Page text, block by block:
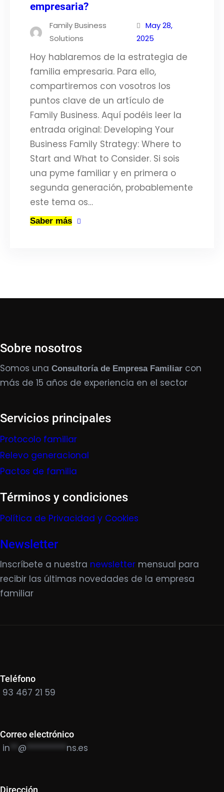
empresaria?
Family Business
Solutions
May 28,
2025
Hoy hablaremos de la estrategia de
familia empresaria. Para ello,
compartiremos con vosotros los
puntos clave de un artículo de
Family Business. Aquí podéis leer la
entrada original: Developing Your
Business Family Strategy: Where to
Start and What to Consider. Si sois
una pyme familiar y en primera o
segunda generación, probablemente
este tema os…
Saber más
Sobre nosotros
Somos una Consultoría de Empresa Familiar con
más de 15 años de experiencia en el sector
Servicios principales
Protocolo familiar
Relevo generacional
Pactos de familia
Términos y condiciones
Política de Privacidad y Cookies
Newsletter
Inscríbete a nuestra newsletter mensual para
recibir las últimas novedades de la empresa
familiar
Teléfono
93 467 21 59
Correo electrónico
in @ ********** ns.es
Dirección